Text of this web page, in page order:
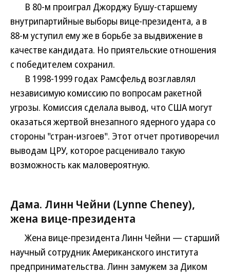
В 80-м проиграл Джорджу Бушу-старшему
внутрипартийные выборы вице-президента, а в
88-м уступил ему же в борьбе за выдвижение в
качестве кандидата. Но приятельские отношения
с победителем сохранил.
В 1998-1999 годах Рамсфельд возглавлял
независимую комиссию по вопросам ракетной
угрозы. Комиссия сделала вывод, что США могут
оказаться жертвой внезапного ядерного удара со
стороны "стран-изгоев". Этот отчет противоречил
выводам ЦРУ, которое расценивало такую
возможность как маловероятную.
Дама. Линн Чейни (Lynne Cheney),
жена вице-президента
Жена вице-президента Линн Чейни — старший
научный сотрудник Американского института
предпринимательства. Линн замужем за Диком